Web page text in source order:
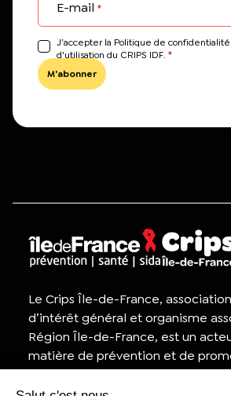
E-mail *
J’accepter la Politique de
d'utilisation du CRIPS IDF. *
Le Crips Île-de-France,
d’intérêt général et organisme
Région Île-de-France, est un
matière de prévention et de
santé, ainsi que dans la lutte